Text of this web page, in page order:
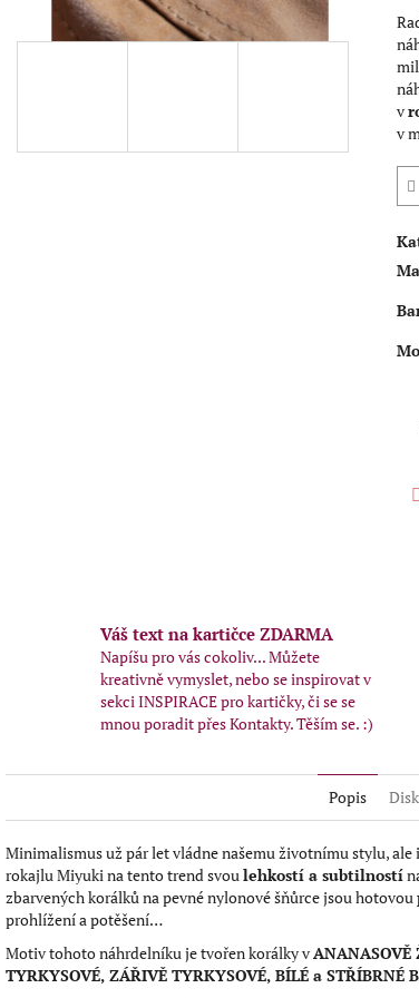
v
v
Váš text na kartičce ZDARMA
Napíšu pro vás cokoliv... Můžete
kreativně vymyslet, nebo se inspirovat v
sekci INSPIRACE pro kartičky, či se se
mnou poradit přes Kontakty. Těším se. :)
Popis
Minimalismus už pár let vládne našemu životnímu stylu,
rokajlu Miyuki na tento trend svoulehkostí a subtilností
zbarvených korálků na pevné nylonové šňůrce jsou hotovou
prohlížení a potěšení…
Motiv tohoto náhrdelníku je tvořen korálky vANANASOVĚ
TYRKYSOVÉ, ZÁŘIVĚ TYRKYSOVÉ, BÍLÉ a STŘÍBRNÉ